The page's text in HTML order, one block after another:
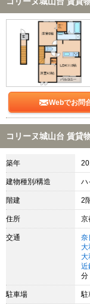
Webでお問
コリーヌ城山台 賃貸
築年
建物種別/構造 ハ
階建 2
住所 京
交通 奈
大
大
近
分
駐車場 駐